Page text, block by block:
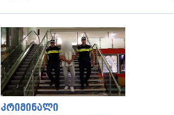
კრიმინალი